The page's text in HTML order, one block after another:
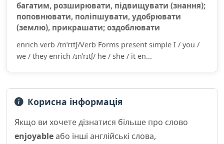
багатим, розширювати, підвищувати (знання);
поповнювати, поліпшувати, удобрювати
(землю), прикрашати; оздоблювати
enrich verb /ɪnˈrɪtʃ/Verb Forms present simple I / you /
we / they enrich /ɪnˈrɪtʃ/ he / she / it en...
Корисна інформація
Якщо ви хочете дізнатися більше про слово
enjoyableабо інші англійські слова,